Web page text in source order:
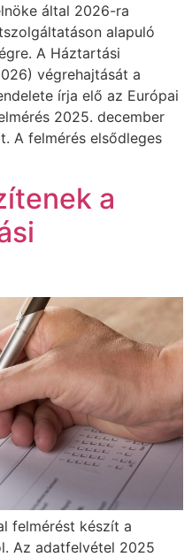
által 2026-ra
alapuló
A Háztartási
végrehajtását a
írja elő az Európai
2025. december
A felmérés elsődleges
a
felmérést készít a
Az adatfelvétel 2025